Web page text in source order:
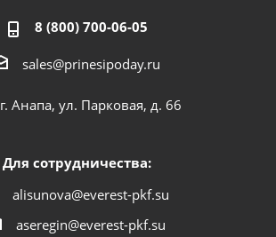
8 (800) 700-06-05
sales@prinesipoday.ru
г. Анапа, ул. Парковая, д. 66
Для сотрудничества:
alisunova@everest-pkf.su
aseregin@everest-pkf.su